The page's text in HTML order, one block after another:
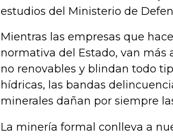
estudios del Ministerio de
Mientras las empresas que
normativa del Estado, van más
no renovables y blindan todo
hídricas, las bandas
minerales dañan por siempre
La minería formal conlleva a